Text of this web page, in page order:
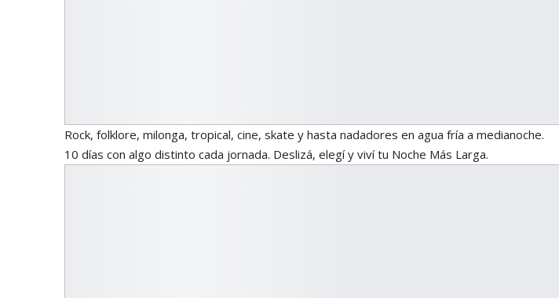
Rock, folklore, milonga, tropical, cine, skate y hasta nadadores en agua fría a medianoche.
10 días con algo distinto cada jornada. Deslizá, elegí y viví tu Noche Más Larga.